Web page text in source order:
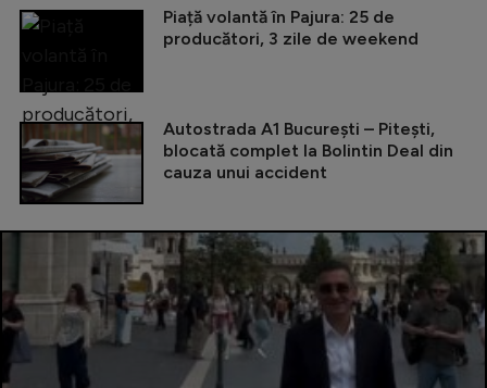
Piață volantă în Pajura: 25 de
producători, 3 zile de weekend
Autostrada A1 București – Pitești,
blocată complet la Bolintin Deal din
cauza unui accident